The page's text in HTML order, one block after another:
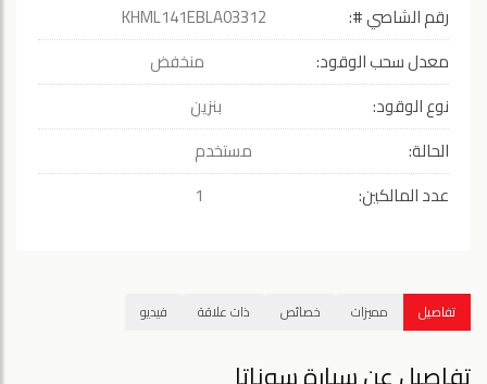
رقم الشاصي #:
KHML141EBLA03312
معدل سحب الوقود:
منخفض
نوع الوقود:
بنزين
الحالة:
مستخدم
عدد المالكين:
1
تفاصيل مميزات خصائص ذات علاقة فيديو